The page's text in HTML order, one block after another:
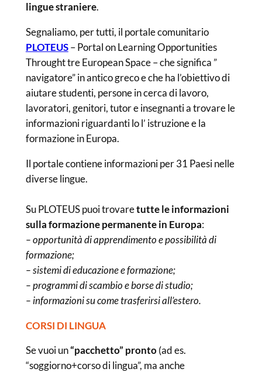
lingue straniere.
Segnaliamo, per tutti, il portale comunitario
PLOTEUS– Portal on Learning Opportunities
Throught tre European Space – che significa ”
navigatore” in antico greco e che ha l’obiettivo di
aiutare studenti, persone in cerca di lavoro,
lavoratori, genitori, tutor e insegnanti a trovare le
informazioni riguardanti lo l’ istruzione e la
formazione in Europa.
Il portale contiene informazioni per 31 Paesi nelle
diverse lingue.
Su PLOTEUS puoi trovaretutte le informazioni
sulla formazione permanente in Europa:
– opportunità di apprendimento e possibilità di
formazione;
– sistemi di educazione e formazione;
– programmi di scambio e borse di studio;
– informazioni su come trasferirsi all’estero.
CORSI DI LINGUA
Se vuoi un“pacchetto” pronto(ad es.
“soggiorno+corso di lingua”, ma anche